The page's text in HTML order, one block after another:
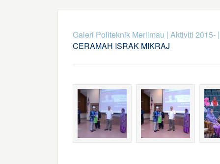
Galeri Politeknik Merlimau | Aktiviti 2015-
CERAMAH ISRAK MIKRAJ